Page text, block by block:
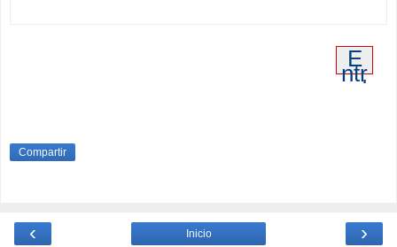
E
ntr
ad
Compartir
‹ ›
Inicio